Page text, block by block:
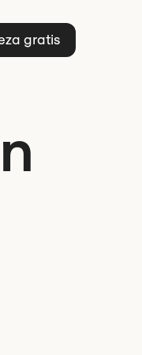
gratis